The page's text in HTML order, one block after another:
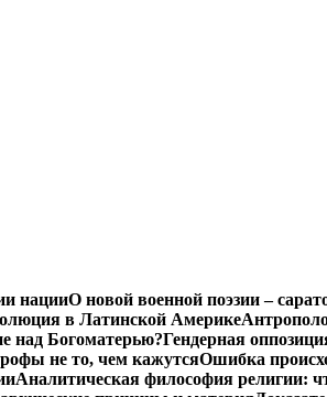
нацииО новой военной поэзии –
в Латинской Америке
над Богоматерью?Гендерная
не то, чем кажутсяОшибка
Аналитическая философия религии: